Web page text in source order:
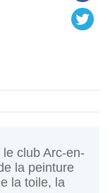
le club Arc-en-
la peinture
la toile, la